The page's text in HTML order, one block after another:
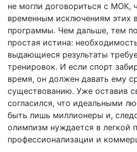
не могли договориться с МОК,
временным исключениям этих
программы. Чем дальше, тем
простая истина:
выдающиеся результаты
тренировок. И если спорт
время, он должен давать ему
существованию. Уже оставив
согласился, что идеальными
быть лишь миллионеры и,
олимпизм нуждается в легкой
профессионализации и